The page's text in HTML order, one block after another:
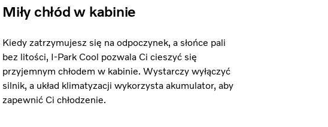
Miły chłód w kabinie
Kiedy zatrzymujesz się na odpoczynek, a słońce pali
bez litości, I-Park Cool pozwala Ci cieszyć się
przyjemnym chłodem w kabinie. Wystarczy wyłączyć
silnik, a układ klimatyzacji wykorzysta akumulator, aby
zapewnić Ci chłodzenie.